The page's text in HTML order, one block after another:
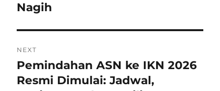
Nagih
NEXT
Next
post:
Pemindahan ASN ke IKN 2026
Resmi Dimulai: Jadwal,